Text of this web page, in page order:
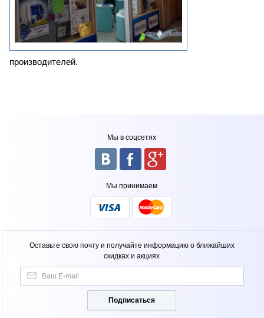
производителей.
Мы в соцсетях
Мы принимаем
Оставьте свою почту и получайте информацию о ближайших
скидках и акциях
Подписаться